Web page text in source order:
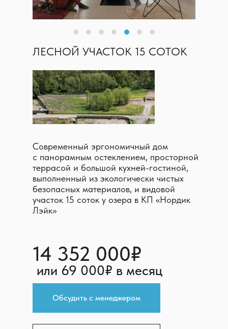
Современный эргономичный дом
с панорамным остеклением, просторной
террасой и большой кухней-гостиной,
выполненный из экологически чистых
безопасных материалов, и видовой
участок 15 соток у озера в КП «Нордик
Лэйк»
14 352 000₽
ЛЕСНОЙ УЧАСТОК 15 СОТОК
Обсудить с менеджером
или 69 000₽ в месяц